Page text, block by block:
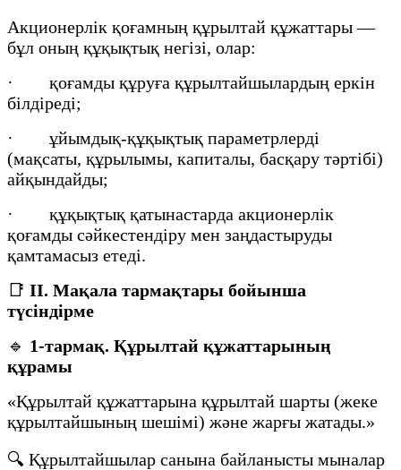
Акционерлік қоғамның құрылтай құжаттары —
бұл оның құқықтық негізі, олар:
· қоғамды құруға құрылтайшылардың еркін
білдіреді;
· ұйымдық-құқықтық параметрлерді
(мақсаты, құрылымы, капиталы, басқару тәртібі)
айқындайды;
· құқықтық қатынастарда акционерлік
қоғамды сәйкестендіру мен заңдастыруды
қамтамасыз етеді.
📑 II. Мақала тармақтары бойынша
түсіндірме
🔹 1-тармақ. Құрылтай құжаттарының
құрамы
«Құрылтай құжаттарына құрылтай шарты (жеке
құрылтайшының шешімі) және жарғы жатады.»
🔍 Құрылтайшылар санына байланысты мыналар